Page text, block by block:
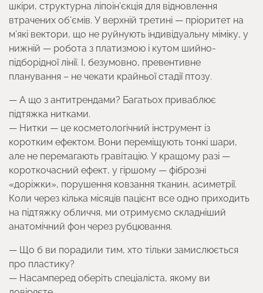
шкіри, структурна ліпоін’єкція для відновлення
втрачених об’ємів. У верхній третині — пріоритет на
м’які вектори, що не руйнують індивідуальну міміку, у
нижній — робота з платизмою і кутом шийно-
підборідної лінії. І, безумовно, превентивне
планування – не чекати крайньої стадії птозу.
— А що з антитрендами? Багатьох приваблює
підтяжка нитками.
— Нитки — це косметологічний інструмент із
коротким ефектом. Вони переміщують тонкі шари,
але не перемагають гравітацію. У кращому разі —
короткочасний ефект, у гіршому — фіброзні
«доріжки», порушення ковзання тканин, асиметрії.
Коли через кілька місяців пацієнт все одно приходить
на підтяжку обличчя, ми отримуємо складніший
анатомічний фон через рубцювання.
— Що б ви порадили тим, хто тільки замислюється
про пластику?
— Насамперед оберіть спеціаліста, якому ви